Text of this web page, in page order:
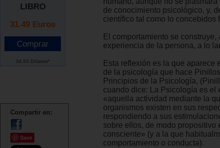
LIBRO
31.49 Euros
34.93 Dólares*
Compartir en:
Save
de conocimiento psicológico, y,
científico tal como lo concebidos
El comportamiento se construye,
experiencia de la persona, a lo
Esta reflexión es la que aparece
de la psicología que hace
Principios de la Psicología,
cuando dice: La Psicología es el
«aquella actividad mediante la
organismos existen en sus
respondiendo a sus
sobre ellos, de modo propositivo
consciente» (y a la que
comportamiento o conducta).